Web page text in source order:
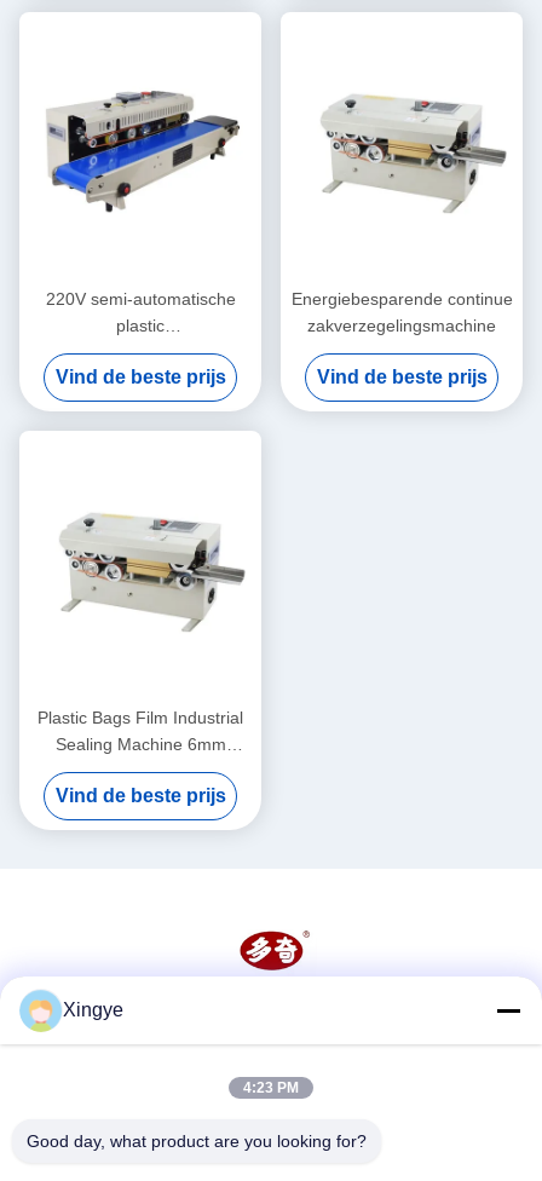
220V semi-automatische
plastic
zakverpakkingsmachine
Flexibel en eenvoudig
onderhoud
Vind de beste prijs
Energiebesparende continue
zakverzegelingsmachine
Vind de beste prijs
Plastic Bags Film Industrial
Sealing Machine 6mm
Continuous Heat Sealer
Machine
Vind de beste prijs
Xingye
4:23 PM
Good day, what product are you looking for?